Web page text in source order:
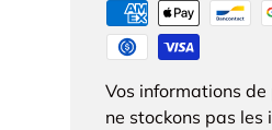
Vos informations
ne stockons pas